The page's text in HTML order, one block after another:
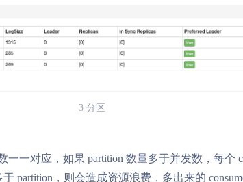
3 分区
一一对应，如果 partition 数量多于并发数，每个
partition，则会造成资源浪费，多出来的